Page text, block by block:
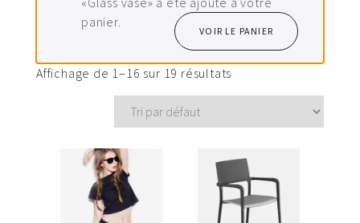
panier.
VOIR LE PANIER
Affichage de 1–16 sur 19 résultats